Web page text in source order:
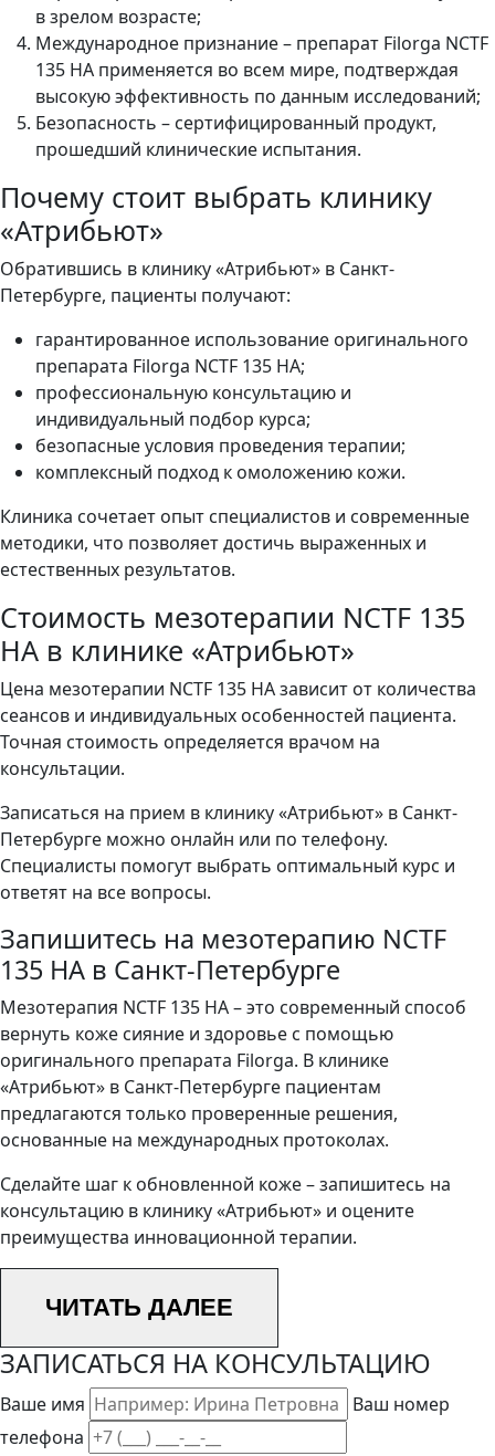
в зрелом возрасте;
Международное признание – препарат Filorga NCTF
135 HA применяется во всем мире, подтверждая
высокую эффективность по данным исследований;
Безопасность – сертифицированный продукт,
прошедший клинические испытания.
Почему стоит выбрать клинику
«Атрибьют»
Обратившись в клинику «Атрибьют» в Санкт-
Петербурге, пациенты получают:
гарантированное использование оригинального
препарата Filorga NCTF 135 HA;
профессиональную консультацию и
индивидуальный подбор курса;
безопасные условия проведения терапии;
комплексный подход к омоложению кожи.
Клиника сочетает опыт специалистов и современные
методики, что позволяет достичь выраженных и
естественных результатов.
Стоимость мезотерапии NCTF 135
HA в клинике «Атрибьют»
Цена мезотерапии NCTF 135 HA зависит от количества
сеансов и индивидуальных особенностей пациента.
Точная стоимость определяется врачом на
консультации.
Записаться на прием в клинику «Атрибьют» в Санкт-
Петербурге можно онлайн или по телефону.
Специалисты помогут выбрать оптимальный курс и
ответят на все вопросы.
Запишитесь на мезотерапию NCTF
135 HA в Санкт-Петербурге
Мезотерапия NCTF 135 HA – это современный способ
вернуть коже сияние и здоровье с помощью
оригинального препарата Filorga. В клинике
«Атрибьют» в Санкт-Петербурге пациентам
предлагаются только проверенные решения,
основанные на международных протоколах.
Сделайте шаг к обновленной коже – запишитесь на
консультацию в клинику «Атрибьют» и оцените
преимущества инновационной терапии.
ЧИТАТЬ ДАЛЕЕ
ЗАПИСАТЬСЯ НА КОНСУЛЬТАЦИЮ
Ваше имя
Ваш номер
телефона